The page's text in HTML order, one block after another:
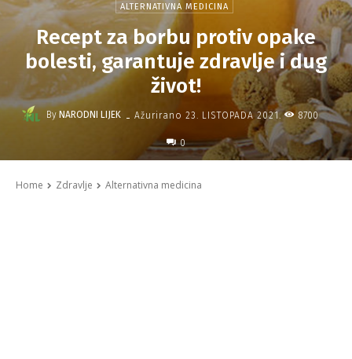
ALTERNATIVNA MEDICINA
Recept za borbu protiv opake
bolesti, garantuje zdravlje i dug
život!
By NARODNI LIJEK - Ažurirano 23. LISTOPADA 2021. 8700
0
Home Zdravlje Alternativna medicina